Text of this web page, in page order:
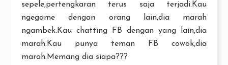
sepele,pertengkaran terus saja terjadi.Kau
ngegame dengan orang lain,dia marah
ngambek.Kau chatting FB dengan yang lain,dia
marah.Kau punya teman FB cowok,dia
marah.Memang dia siapa???